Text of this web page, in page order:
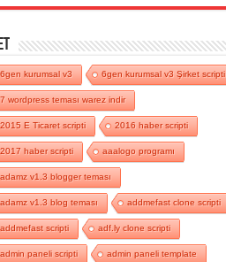
6gen kurumsal v3 6gen kurumsal v3 Şirket scripti
7 wordpress teması warez indir
2015 E Ticaret scripti 2016 haber scripti
2017 haber scripti aaalogo programı
adamz v1.3 blogger teması
adamz v1.3 blog teması addmefast clone scripti
addmefast scripti adf.ly clone scripti
admin paneli scripti admin paneli template